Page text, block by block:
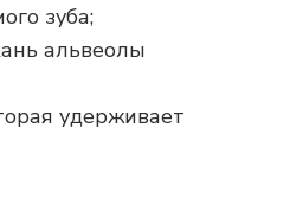
зуба;
альвеолы
удерживает